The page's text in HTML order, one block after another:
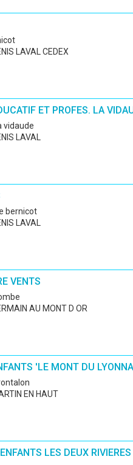
LAVAL CEDEX
ET PROFES. LA
vidaude
LAVAL
bernicot
LAVAL
VENTS
AU MONT D OR
'LE MONT DU
EN HAUT
LES DEUX RIVIERES